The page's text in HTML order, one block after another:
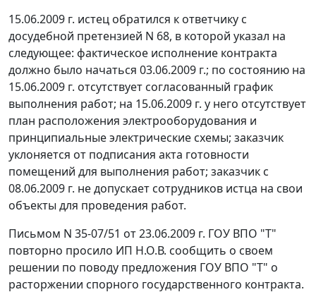
15.06.2009 г. истец обратился к ответчику с
досудебной претензией N 68, в которой указал на
следующее: фактическое исполнение контракта
должно было начаться 03.06.2009 г.; по состоянию на
15.06.2009 г. отсутствует согласованный график
выполнения работ; на 15.06.2009 г. у него отсутствует
план расположения электрооборудования и
принципиальные электрические схемы; заказчик
уклоняется от подписания акта готовности
помещений для выполнения работ; заказчик с
08.06.2009 г. не допускает сотрудников истца на свои
объекты для проведения работ.
Письмом N 35-07/51 от 23.06.2009 г. ГОУ ВПО "Т"
повторно просило ИП Н.О.В. сообщить о своем
решении по поводу предложения ГОУ ВПО "Т" о
расторжении спорного государственного контракта.